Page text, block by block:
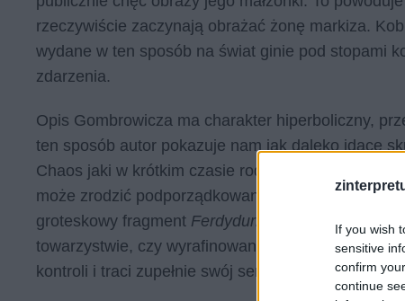
If you wish
sensitive
confirm
continue
rzeczywiście zaczynają obrażać żonę markiza.
wydane w ten sposób na świat ginie pod stopami
zdarzenia.
Opis Gombrowicza ma charakter hiperboliczny,
ten sposób autor pokazuje nam jak daleko idące
Chaos jaki w krótkim czasie rodzi się w trakcie
może zrodzić podporządkowanie się formom
groteskowy fragment Ferdydurke
pokazuje
towarzystwie, czy wyrafinowanej damy, upada w
kontroli i traci zupełnie swój sens.